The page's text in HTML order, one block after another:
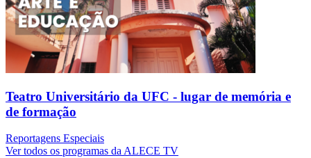
Teatro Universitário da UFC - lugar de memória e
de formação
Reportagens Especiais
Ver todos os programas da ALECE TV